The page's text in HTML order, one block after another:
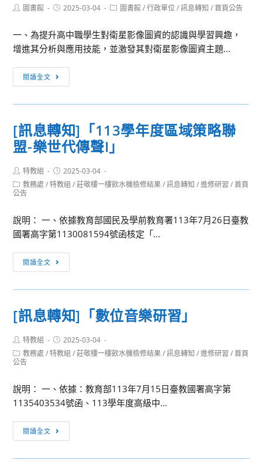
中
民
國
適
體
育
閒
促
會
114
閉
症
元
能
教
課
程
內
容
Post圖書館
Post2025-03-04
Post圖書館 / 行政單位 / 訊息轉知 / 首頁公告
一、為提升高中職學生對衛星影像圖資的認識與學習興趣，
增進其分析與應用技能，並激發其對衛星影像圖資主題...
閱讀全文
息
轉
檢
送
衛
星
像
圖
應
用
文
競
賽
辦
乙
份，
敬
請
公
[訊息轉知]「113學年度區域策略聯
盟-樂世代傳聲I」
Post
author:
特教組
Post
published:
2025-03-04
Post
category:
教務處 / 特教組 / 莊敬樓一樓飲水機檢修結果 / 訊息轉知 / 進修研習 / 首頁
公告
說明： 一、依據教育部國民及學前教育署113年7月26日臺教
國署高字第1130081594號函核定「...
閱讀全文
息
轉
「113
年
度
域
策
盟-
樂
[訊息轉知]「數位音樂研習」
Post
author:
特教組
Post
published:
2025-03-04
Post
category:
教務處 / 特教組 / 莊敬樓一樓飲水機檢修結果 / 訊息轉知 / 進修研習 / 首頁
公告
說明： 一、依據：教育部113年7月15日臺教國署高字第
1135403534號函、113學年度高級中...
閱讀全文
息
轉